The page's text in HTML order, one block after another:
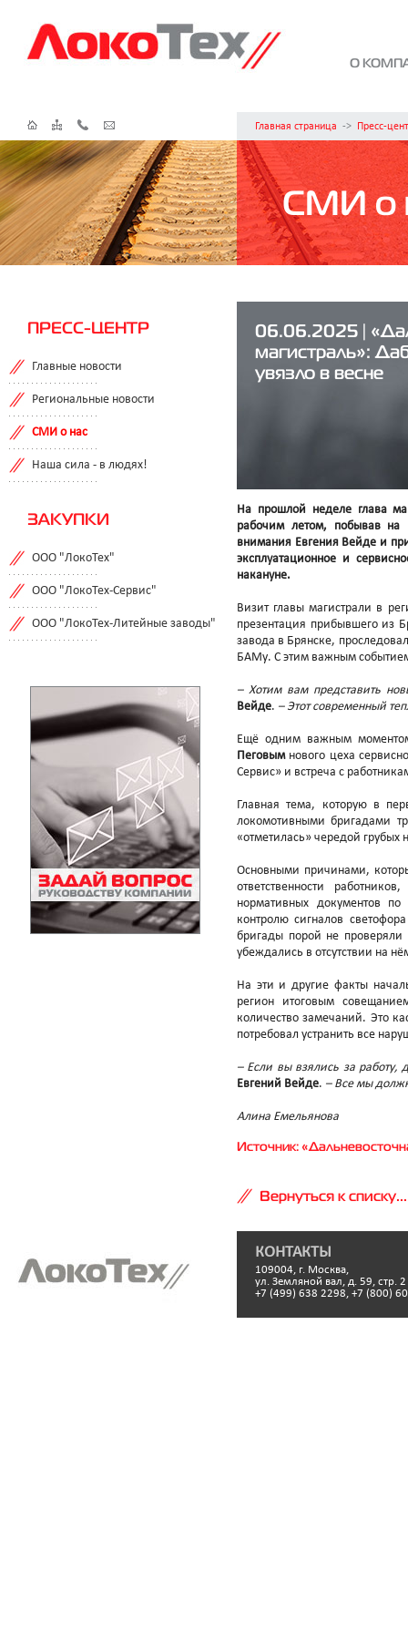
О
Главная страница -> Пресс-
СМИ о
ПРЕСС-ЦЕНТР
Главные новости
Региональные новости
СМИ о нас
Наша сила - в людях!
ЗАКУПКИ
ООО "ЛокоТех"
ООО "ЛокоТех-Сервис"
ООО "ЛокоТех-Литейные заводы"
06.06.2025 |
магистраль»:
увязло в весне
На прошлой неделе глава
рабочим летом, побывав на
внимания Евгения Вейде и
эксплуатационное и
накануне.
Визит главы магистрали в
презентация прибывшего из
завода в Брянске,
БАМу. С этим важным
– Хотим вам представить
Вейде. – Этот современный
Ещё одним важным
Пеговымнового цеха
Сервис» и встреча с
Главная тема, которую в
локомотивными бригадами
«отметилась» чередой
Основными причинами,
ответственности
нормативных документов
контролю сигналов
бригады порой не
убеждались в отсутствии на
На эти и другие факты
регион итоговым
количество замечаний. Это
потребовал устранить все
– Если вы взялись за работу,
Евгений Вейде. – Все мы
Алина Емельянова
Источник:
Вернуться к списку...
КОНТАКТЫ
109004, г. Москва,
ул. Земляной вал, д. 59, стр. 2
+7 (499) 638 2298, +7 (800)